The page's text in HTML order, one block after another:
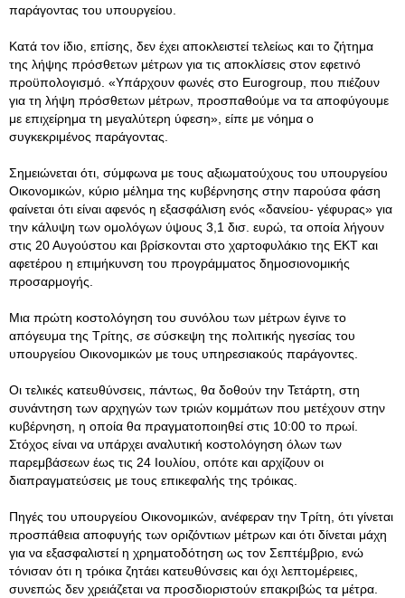
παράγοντας του υπουργείου.
Κατά τον ίδιο, επίσης, δεν έχει αποκλειστεί τελείως και το ζήτημα
της λήψης πρόσθετων μέτρων για τις αποκλίσεις στον εφετινό
προϋπολογισμό. «Υπάρχουν φωνές στο Eurogroup, που πιέζουν
για τη λήψη πρόσθετων μέτρων, προσπαθούμε να τα αποφύγουμε
με επιχείρημα τη μεγαλύτερη ύφεση», είπε με νόημα ο
συγκεκριμένος παράγοντας.
Σημειώνεται ότι, σύμφωνα με τους αξιωματούχους του υπουργείου
Οικονομικών, κύριο μέλημα της κυβέρνησης στην παρούσα φάση
φαίνεται ότι είναι αφενός η εξασφάλιση ενός «δανείου- γέφυρας» για
την κάλυψη των ομολόγων ύψους 3,1 δισ. ευρώ, τα οποία λήγουν
στις 20 Αυγούστου και βρίσκονται στο χαρτοφυλάκιο της ΕΚΤ και
αφετέρου η επιμήκυνση του προγράμματος δημοσιονομικής
προσαρμογής.
Μια πρώτη κοστολόγηση του συνόλου των μέτρων έγινε το
απόγευμα της Τρίτης, σε σύσκεψη της πολιτικής ηγεσίας του
υπουργείου Οικονομικών με τους υπηρεσιακούς παράγοντες.
Οι τελικές κατευθύνσεις, πάντως, θα δοθούν την Τετάρτη, στη
συνάντηση των αρχηγών των τριών κομμάτων που μετέχουν στην
κυβέρνηση, η οποία θα πραγματοποιηθεί στις 10:00 το πρωί.
Στόχος είναι να υπάρχει αναλυτική κοστολόγηση όλων των
παρεμβάσεων έως τις 24 Ιουλίου, οπότε και αρχίζουν οι
διαπραγματεύσεις με τους επικεφαλής της τρόικας.
Πηγές του υπουργείου Οικονομικών, ανέφεραν την Τρίτη, ότι γίνεται
προσπάθεια αποφυγής των οριζόντιων μέτρων και ότι δίνεται μάχη
για να εξασφαλιστεί η χρηματοδότηση ως τον Σεπτέμβριο, ενώ
τόνισαν ότι η τρόικα ζητάει κατευθύνσεις και όχι λεπτομέρειες,
συνεπώς δεν χρειάζεται να προσδιοριστούν επακριβώς τα μέτρα.